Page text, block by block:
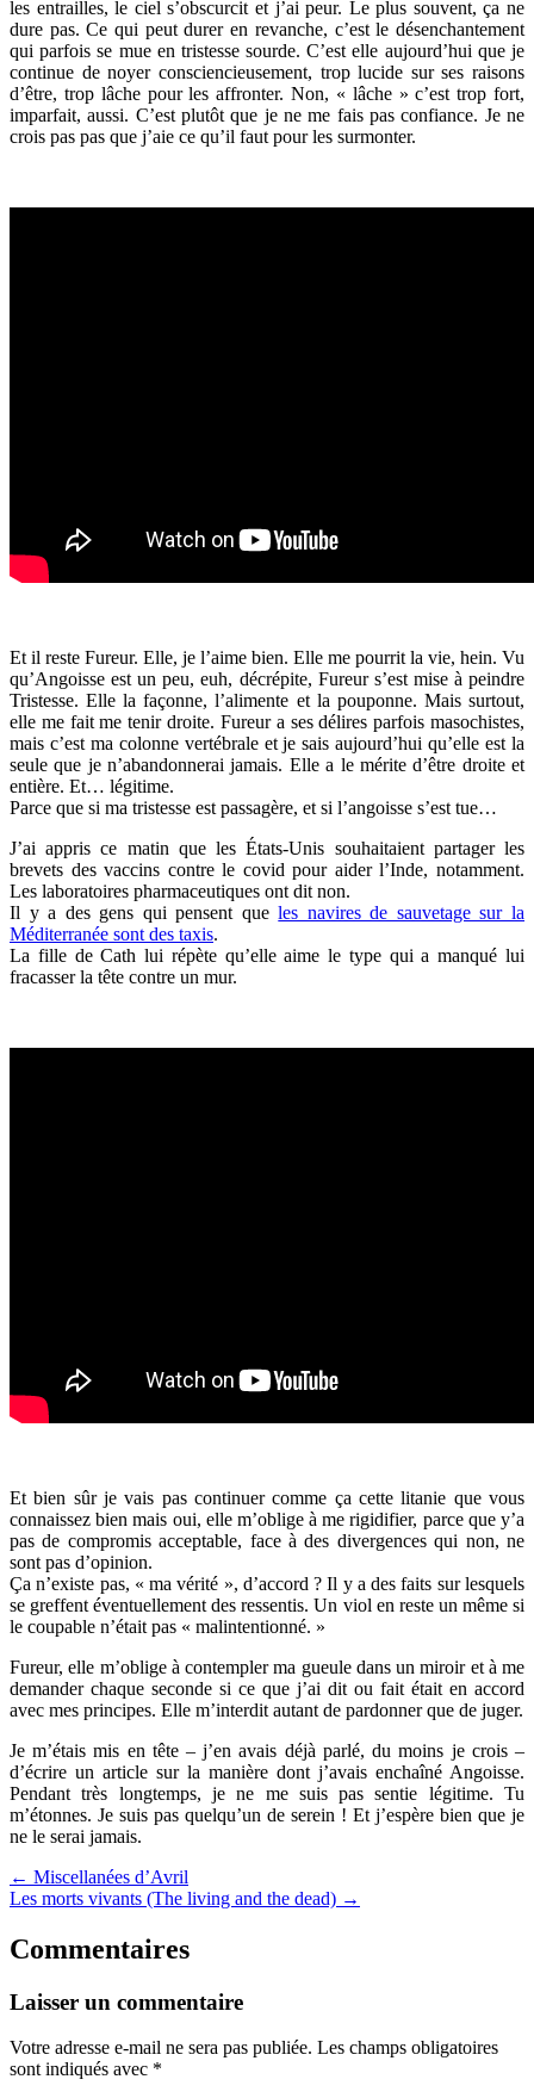
les entrailles, le ciel s’obscurcit et j’ai peur. Le plus souvent, ça ne
dure pas. Ce qui peut durer en revanche, c’est le désenchantement
qui parfois se mue en tristesse sourde. C’est elle aujourd’hui que je
continue de noyer consciencieusement, trop lucide sur ses raisons
d’être, trop lâche pour les affronter. Non, « lâche » c’est trop fort,
imparfait, aussi. C’est plutôt que je ne me fais pas confiance. Je ne
crois pas pas que j’aie ce qu’il faut pour les surmonter.
Et il reste Fureur. Elle, je l’aime bien. Elle me pourrit la vie, hein. Vu
qu’Angoisse est un peu, euh, décrépite, Fureur s’est mise à peindre
Tristesse. Elle la façonne, l’alimente et la pouponne. Mais surtout,
elle me fait me tenir droite. Fureur a ses délires parfois masochistes,
mais c’est ma colonne vertébrale et je sais aujourd’hui qu’elle est la
seule que je n’abandonnerai jamais. Elle a le mérite d’être droite et
entière. Et… légitime.
Parce que si ma tristesse est passagère, et si l’angoisse s’est tue…
J’ai appris ce matin que les États-Unis souhaitaient partager les
brevets des vaccins contre le covid pour aider l’Inde, notamment.
Les laboratoires pharmaceutiques ont dit non.
Il y a des gens qui pensent queles navires de sauvetage sur la
Méditerranée sont des taxis.
La fille de Cath lui répète qu’elle aime le type qui a manqué lui
fracasser la tête contre un mur.
Et bien sûr je vais pas continuer comme ça cette litanie que vous
connaissez bien mais oui, elle m’oblige à me rigidifier, parce que y’a
pas de compromis acceptable, face à des divergences qui non, ne
sont pas d’opinion.
Ça n’existe pas, « ma vérité », d’accord ? Il y a des faits sur lesquels
se greffent éventuellement des ressentis. Un viol en reste un même si
le coupable n’était pas « malintentionné. »
Fureur, elle m’oblige à contempler ma gueule dans un miroir et à me
demander chaque seconde si ce que j’ai dit ou fait était en accord
avec mes principes. Elle m’interdit autant de pardonner que de juger.
Je m’étais mis en tête – j’en avais déjà parlé, du moins je crois –
d’écrire un article sur la manière dont j’avais enchaîné Angoisse.
Pendant très longtemps, je ne me suis pas sentie légitime. Tu
m’étonnes. Je suis pas quelqu’un de serein ! Et j’espère bien que je
ne le serai jamais.
← Miscellanées d’Avril
Les morts vivants (The living and the dead) →
Commentaires
Laisser un commentaire
Votre adresse e-mail ne sera pas publiée. Les champs obligatoires
sont indiqués avec *